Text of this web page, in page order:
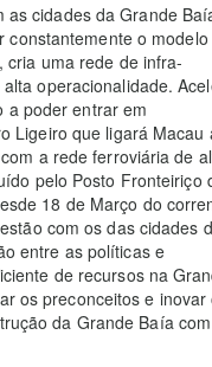
cidades da Grande
constantemente o
cria uma rede de infra-
operacionalidade.
a poder entrar em
Ligeiro que ligará Macau
a rede ferroviária de
pelo Posto Fronteiriço
18 de Março do
com os das cidades
entre as políticas e
de recursos na
os preconceitos e inovar
da Grande Baía